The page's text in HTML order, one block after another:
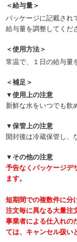
＜給与量＞
パッケージに記載され
給与量を調整してくだ
＜使用方法＞
常温で、１日の給与量
＜補足＞
▼使用上の注意
新鮮な水をいつでも飲
▼保管上の注意
開封後は冷蔵保管し、
▼その他の注意
予告なくパッケージデ
ます。
短期間での複数件に分
注文毎に異なる大量注
事業者による仕入れの
ては、キャンセル扱い